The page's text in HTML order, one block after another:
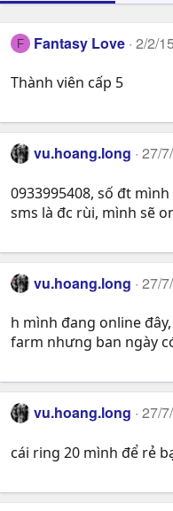
F Fantasy Love 2/2/15
Thành viên cấp 5
vu.hoang.long 27/
0933995408, số đt
sms là đc rùi, mình sẽ
vu.hoang.long 27/
h mình đang online
farm nhưng ban ngày
vu.hoang.long 27/
cái ring 20 mình để rẻ